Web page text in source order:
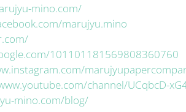
mino.com/
marujyu.mino
101101181569808360760
channel/UCqbcD-
mino.com/blog/